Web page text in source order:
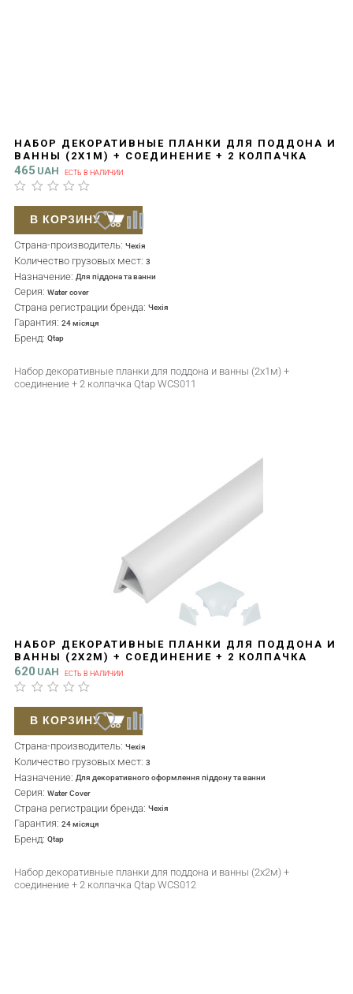
НАБОР ДЕКОРАТИВНЫЕ ПЛАНКИ ДЛЯ ПОДДОНА И
ВАННЫ (2X1М) + СОЕДИНЕНИЕ + 2 КОЛПАЧКА
QTAP WCS011
465 UAH ЕСТЬ В НАЛИЧИИ
Страна-производитель: Чехія
Количество грузовых мест: 3
Назначение: Для піддона та ванни
Серия: Water cover
Страна регистрации бренда: Чехія
Гарантия: 24 місяця
Бренд: Qtap
Набор декоративные планки для поддона и ванны (2x1м) +
соединение + 2 колпачка Qtap WCS011
В КОРЗИНУ
НАБОР ДЕКОРАТИВНЫЕ ПЛАНКИ ДЛЯ ПОДДОНА И
ВАННЫ (2X2М) + СОЕДИНЕНИЕ + 2 КОЛПАЧКА
QTAP WCS012
620 UAH ЕСТЬ В НАЛИЧИИ
Страна-производитель: Чехія
Количество грузовых мест: 3
Назначение: Для декоративного оформлення піддону та ванни
Серия: Water Cover
Страна регистрации бренда: Чехія
Гарантия: 24 місяця
Бренд: Qtap
Набор декоративные планки для поддона и ванны (2x2м) +
соединение + 2 колпачка Qtap WCS012
В КОРЗИНУ